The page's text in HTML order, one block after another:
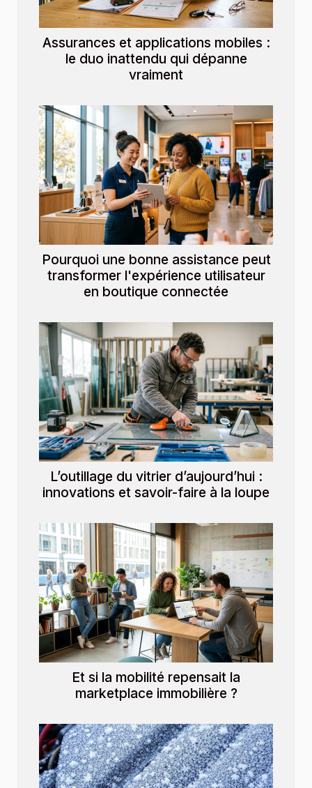
Assurances et applications mobiles :
le duo inattendu qui dépanne
vraiment
Pourquoi une bonne assistance peut
transformer l'expérience utilisateur
en boutique connectée
L’outillage du vitrier d’aujourd’hui :
innovations et savoir-faire à la loupe
Et si la mobilité repensait la
marketplace immobilière ?